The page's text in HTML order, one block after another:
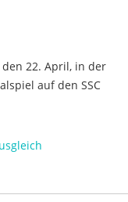
22. April, in der
auf den SSC